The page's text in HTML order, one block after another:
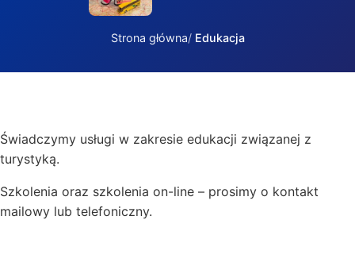
Strona główna Edukacja
Edukacja
Świadczymy usługi w zakresie edukacji związanej z
turystyką.
Szkolenia oraz szkolenia on-line – prosimy o kontakt
mailowy lub telefoniczny.